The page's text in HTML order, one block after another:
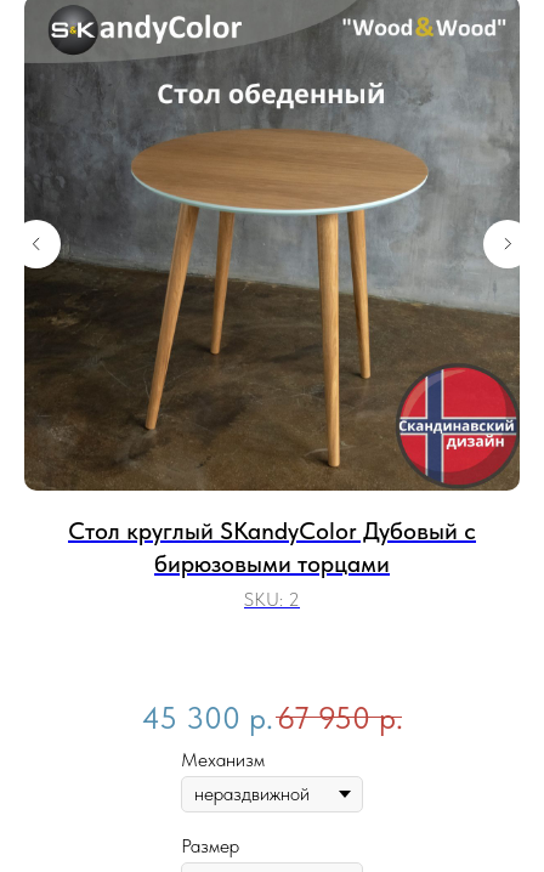
Стол круглый SKandyColor Дубовый с
бирюзовыми торцами
SKU: 2
45 300 р.67 950 р.
Механизм
Размер